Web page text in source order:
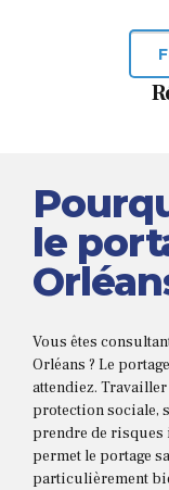
le
Vous êtes
Orléans ? Le
attendiez.
protection sociale,
prendre de risques
permet le portage
particulièrement